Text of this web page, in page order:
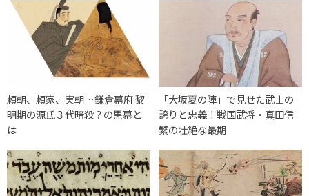
頼朝、頼家、実朝…鎌倉幕府 黎
明期の源氏３代暗殺？の黒幕と
は
「大坂夏の陣」で見せた武士の
誇りと忠義！戦国武将・真田信
繁の壮絶な最期